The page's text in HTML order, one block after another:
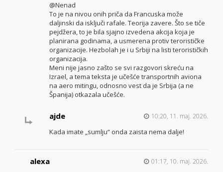
@Nenad
To je na nivou onih priča da Francuska može
daljinski da isključi rafale. Teorija zavere. Što se tiče
pejdžera, to je bila sjajno izvedena akcija koja je
planirana godinama, a usmerena protiv terorističke
organizacije. Hezbolah je i u Srbiji na listi terorističkih
organizacija.
Meni nije jasno zašto se svi razgovori skreću na
Izrael, a tema teksta je učešće transportnih aviona
na aero mitingu, odnosno vest da je Srbija (a ne
Španija) otkazala učešće.
ajde 10:20, 11. maj. 2026.
Kada imate „sumlju“ onda zaista nema dalje!
alexa 01:17, 10. maj. 2026.